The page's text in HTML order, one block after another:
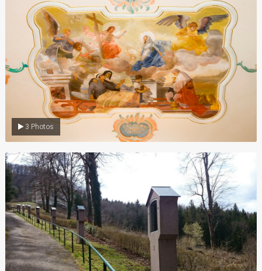
3 Photos
Umgebung